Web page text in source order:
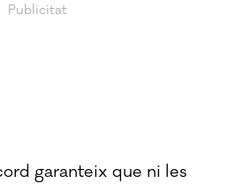
garanteix que ni les